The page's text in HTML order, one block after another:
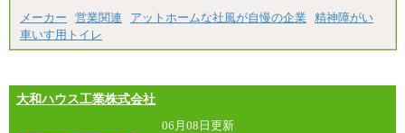
メーカー
営業関連 アットホームな社風が自慢の企業
精神障がい
車いす用トイレ
大和ハウス工業株式会社
06月08日更新